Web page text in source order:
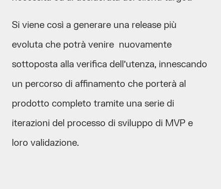
Si viene così a generare una release più
evoluta che potrà venire nuovamente
sottoposta alla verifica dell’utenza, innescando
un percorso di affinamento che porterà al
prodotto completo tramite una serie di
iterazioni del processo di sviluppo di MVP e
loro validazione.